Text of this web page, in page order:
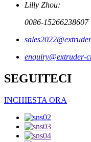
Lilly Zhou:
0086-15266238607
enquiry@extruder-
SEGUITECI
INCHIESTA ORA